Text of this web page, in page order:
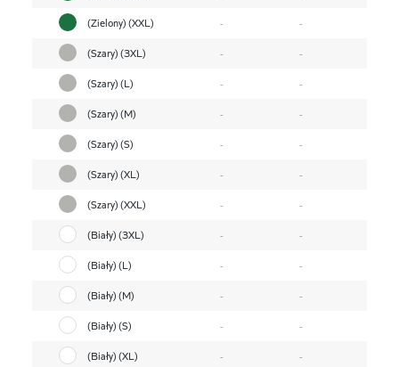
(Zielony) (XXL)
-
-
(Szary) (3XL)
-
-
(Szary) (L)
-
-
(Szary) (M)
-
-
(Szary) (S)
-
-
(Szary) (XL)
-
-
(Szary) (XXL)
-
-
(Biały) (3XL)
-
-
(Biały) (L)
-
-
(Biały) (M)
-
-
(Biały) (S)
-
-
(Biały) (XL)
-
-